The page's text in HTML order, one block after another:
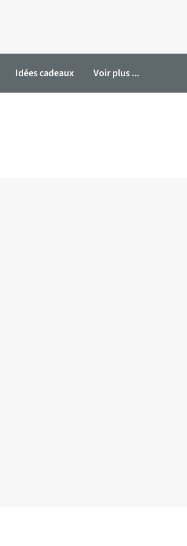
Idées cadeaux Voir plus ...